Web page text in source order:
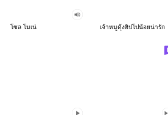
โซล โมเน่ เจ้าหมูดุ้งฮิปโปน้อยน่ารัก